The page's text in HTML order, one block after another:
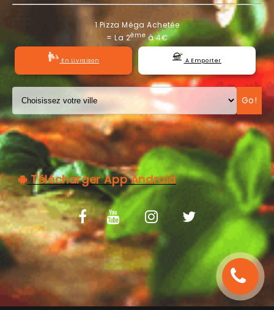
VOS AVIS
MENTIONS LÉGALES
1 Pizza Méga Achetée
= La 2èmeà 4€
En Livraison A Emporter
Go!
Télécharger App Android